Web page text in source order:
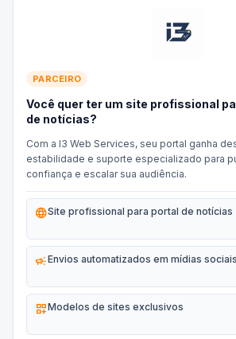
PARCEIRO
Você quer ter um site profissional
de notícias?
Com a I3 Web Services, seu portal ganha
estabilidade e suporte especializado para
confiança e escalar sua audiência.
languageSite profissional para portal de notícias
campaignEnvios automatizados em mídias sociais
dashboard_customizeModelos de sites exclusivos